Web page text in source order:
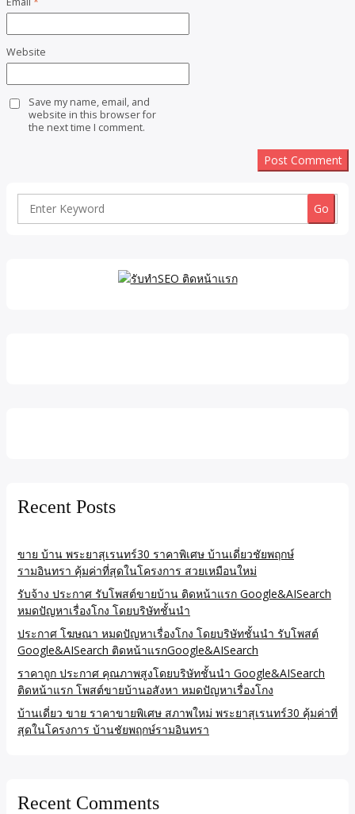
Website
Save my name, email, and
website in this browser for
the next time I comment.
Search
Recent Posts
ขาย บ้าน พระยาสุเรนทร์30 ราคาพิเศษ บ้านเดี่ยวชัยพฤกษ์
รามอินทรา คุ้มค่าที่สุดในโครงการ สวยเหมือนใหม่
รับจ้าง ประกาศ รับโพสต์ขายบ้าน ติดหน้าแรก Google&AISearch
หมดปัญหาเรื่องโกง โดยบริษัทชั้นนำ
ประกาศ โฆษณา หมดปัญหาเรื่องโกง โดยบริษัทชั้นนำ รับโพสต์
Google&AISearch ติดหน้าแรกGoogle&AISearch
ราคาถูก ประกาศ คุณภาพสูงโดยบริษัทชั้นนำ Google&AISearch
ติดหน้าแรก โพสต์ขายบ้านอสังหา หมดปัญหาเรื่องโกง
บ้านเดี่ยว ขาย ราคาขายพิเศษ สภาพใหม่ พระยาสุเรนทร์30 คุ้มค่าที่
สุดในโครงการ บ้านชัยพฤกษ์รามอินทรา
Recent Comments